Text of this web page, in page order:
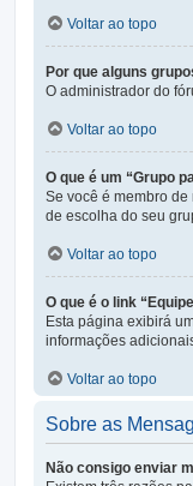
Voltar ao topo
Por que alguns
O administrador do
Voltar ao topo
O que é um “Grupo
Se você é membro
de escolha do seu
Voltar ao topo
O que é o link
Esta página exibirá
informações
Voltar ao topo
Sobre as
Não consigo enviar